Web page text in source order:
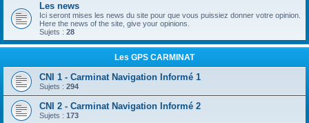
Les news
Ici seront mises les news du site pour que vous puissiez donner votre opinion.
Here the news of the site, give your opinions.
Sujets : 28
Les GPS CARMINAT
CNI 1 - Carminat Navigation Informé 1
Sujets : 294
CNI 2 - Carminat Navigation Informé 2
Sujets : 173